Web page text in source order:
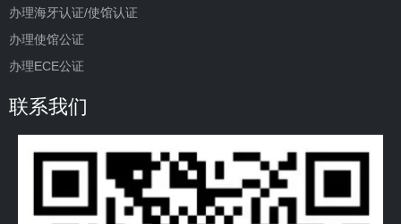
办理海牙认证/使馆认证
办理使馆公证
办理ECE公证
联系我们